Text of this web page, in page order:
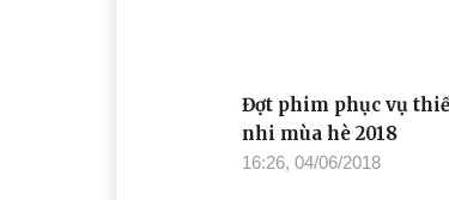
Đợt phim phục vụ
nhi mùa hè 2018
16:26, 04/06/2018